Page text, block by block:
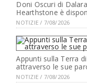
Doni Oscuri di
Hearthstone è
NOTIZIE / 7/08/2026
Appunti sulla Terra
attraverso le sue
NOTIZIE / 7/08/2026